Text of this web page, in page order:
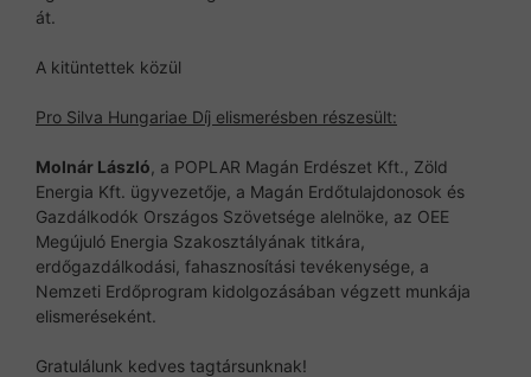
át.
A kitüntettek közül
Pro Silva Hungariae Díj elismerésben részesült:
Molnár László , a POPLAR Magán Erdészet Kft., Zöld
Energia Kft. ügyvezetője, a Magán Erdőtulajdonosok és
Gazdálkodók Országos Szövetsége alelnöke, az OEE
Megújuló Energia Szakosztályának titkára,
erdőgazdálkodási, fahasznosítási tevékenysége, a
Nemzeti Erdőprogram kidolgozásában végzett munkája
elismeréseként.
Gratulálunk kedves tagtársunknak!